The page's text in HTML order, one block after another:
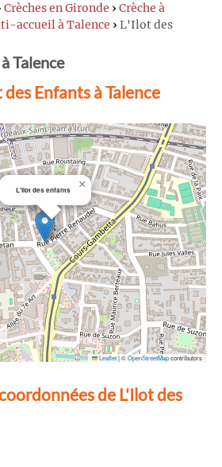
Crèches en Gironde › Crèche à
accueil à Talence › L'Ilot des
Talence
Enfants à Talence
L'ilot des enfants ×
Leaflet|©OpenStreetMapcontributors
de L'Ilot des